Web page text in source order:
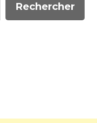
Rechercher